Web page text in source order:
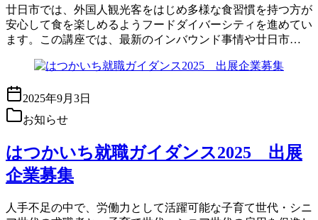
廿日市では、外国人観光客をはじめ多様な食習慣を持つ方が
安心して食を楽しめるようフードダイバーシティを進めてい
ます。この講座では、最新のインバウンド事情や廿日市…
2025年9月3日
お知らせ
はつかいち就職ガイダンス2025 出展
企業募集
人手不足の中で、労働力として活躍可能な子育て世代・シニ